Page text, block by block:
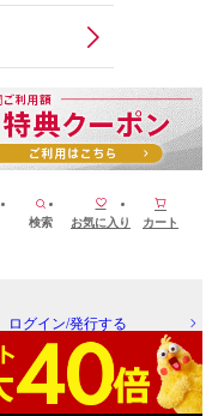
検索 お気に入り カート
ログイン/発行する